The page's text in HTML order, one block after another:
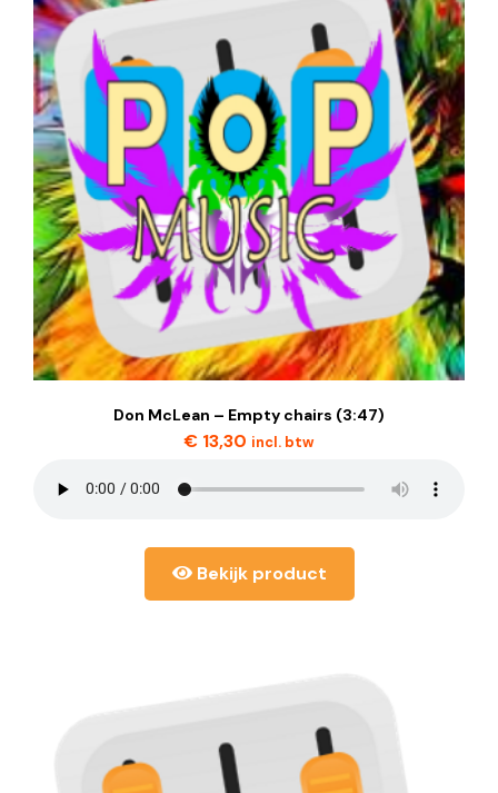
Don McLean – Empty chairs (3:47)
€ 13,30 incl. btw
Bekijk product